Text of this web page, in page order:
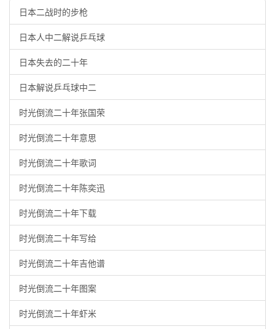
日本二战时的步枪
日本人中二解说乒乓球
日本失去的二十年
日本解说乒乓球中二
时光倒流二十年张国荣
时光倒流二十年意思
时光倒流二十年歌词
时光倒流二十年陈奕迅
时光倒流二十年下载
时光倒流二十年写给
时光倒流二十年吉他谱
时光倒流二十年图案
时光倒流二十年虾米